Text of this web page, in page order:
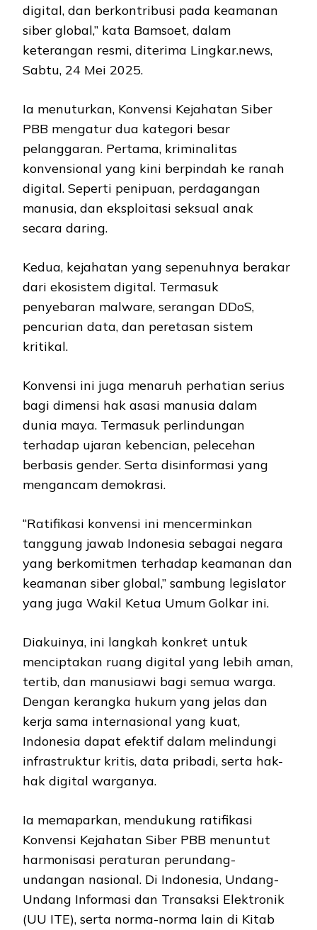
digital, dan berkontribusi pada keamanan
siber global,” kata Bamsoet, dalam
keterangan resmi, diterima Lingkar.news,
Sabtu, 24 Mei 2025.
Ia menuturkan, Konvensi Kejahatan Siber
PBB mengatur dua kategori besar
pelanggaran. Pertama, kriminalitas
konvensional yang kini berpindah ke ranah
digital. Seperti penipuan, perdagangan
manusia, dan eksploitasi seksual anak
secara daring.
Kedua, kejahatan yang sepenuhnya berakar
dari ekosistem digital. Termasuk
penyebaran malware, serangan DDoS,
pencurian data, dan peretasan sistem
kritikal.
Konvensi ini juga menaruh perhatian serius
bagi dimensi hak asasi manusia dalam
dunia maya. Termasuk perlindungan
terhadap ujaran kebencian, pelecehan
berbasis gender. Serta disinformasi yang
mengancam demokrasi.
“Ratifikasi konvensi ini mencerminkan
tanggung jawab Indonesia sebagai negara
yang berkomitmen terhadap keamanan dan
keamanan siber global,” sambung legislator
yang juga Wakil Ketua Umum Golkar ini.
Diakuinya, ini langkah konkret untuk
menciptakan ruang digital yang lebih aman,
tertib, dan manusiawi bagi semua warga.
Dengan kerangka hukum yang jelas dan
kerja sama internasional yang kuat,
Indonesia dapat efektif dalam melindungi
infrastruktur kritis, data pribadi, serta hak-
hak digital warganya.
Ia memaparkan, mendukung ratifikasi
Konvensi Kejahatan Siber PBB menuntut
harmonisasi peraturan perundang-
undangan nasional. Di Indonesia, Undang-
Undang Informasi dan Transaksi Elektronik
(UU ITE), serta norma-norma lain di Kitab